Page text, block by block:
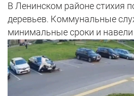
В Ленинском районе стихия
деревьев. Коммунальные
минимальные сроки и навели